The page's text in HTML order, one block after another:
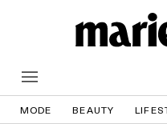
MODE BEAUTY